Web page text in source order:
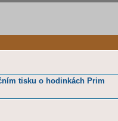
tisku o hodinkách Prim